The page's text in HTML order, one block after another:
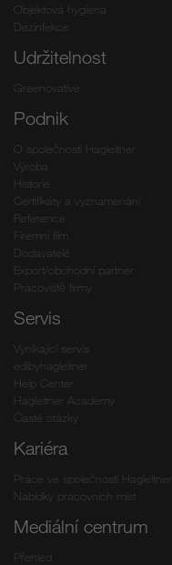
Objektová hygiena
Dezinfekce
Udržitelnost
Greenovative
Podnik
O společnosti Hagleitner
Výroba
Historie
Certifikáty a vyznamenání
Reference
Firemní film
Dodavatelé
Export/obchodní partner
Pracoviště firmy
Servis
Vynikající servis
edibyhagleitner
Help Center
Hagleitner Academy
Časté otázky
Kariéra
Práce ve společnosti Hagleitner
Nabídky pracovních míst
Mediální centrum
Přehled